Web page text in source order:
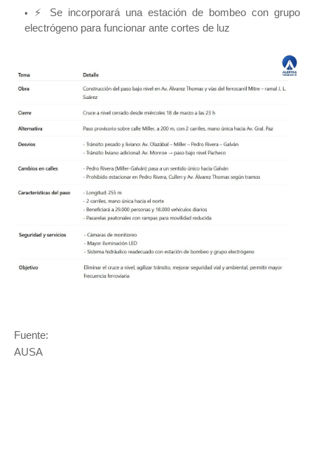
⚡ Se incorporará una estación de bombeo con grupo
electrógeno para funcionar ante cortes de luz
Fuente:
AUSA